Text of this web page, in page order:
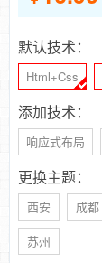
默认技术：
Html+Css
添加技术：
响应式布局
更换主题：
西安 成都
苏州